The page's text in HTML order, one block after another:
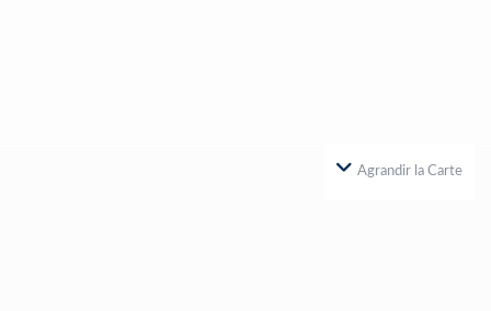
Agrandir la Carte